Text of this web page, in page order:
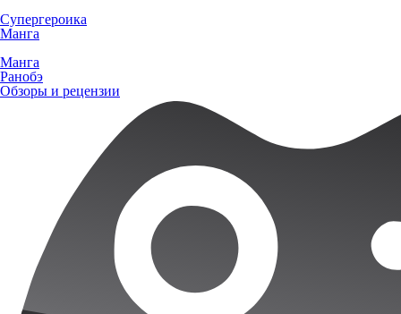
Супергероика
Манга
Манга
Ранобэ
Обзоры и рецензии